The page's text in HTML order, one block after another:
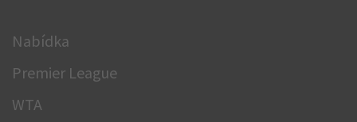
Nabídka
Premier League
WTA